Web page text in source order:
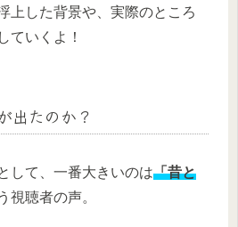
上した背景や、実際のところ
ていくよ！
出たのか？
して、一番大きいのは「昔と
視聴者の声。